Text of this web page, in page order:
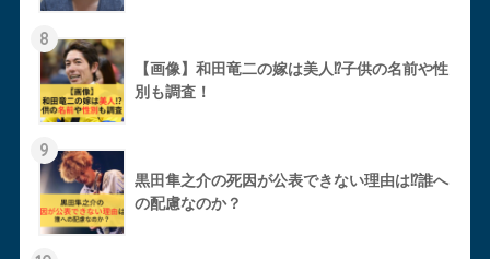
8
【画像】和田竜二の嫁は美人⁉︎子供の名前や性
別も調査！
9
黒田隼之介の死因が公表できない理由は⁉︎誰へ
の配慮なのか？